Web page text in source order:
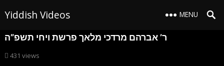
Yiddish Videos MENU
ר’ אברהם מרדכי מלאך פרשת ויחי תשפ”ה
431 views